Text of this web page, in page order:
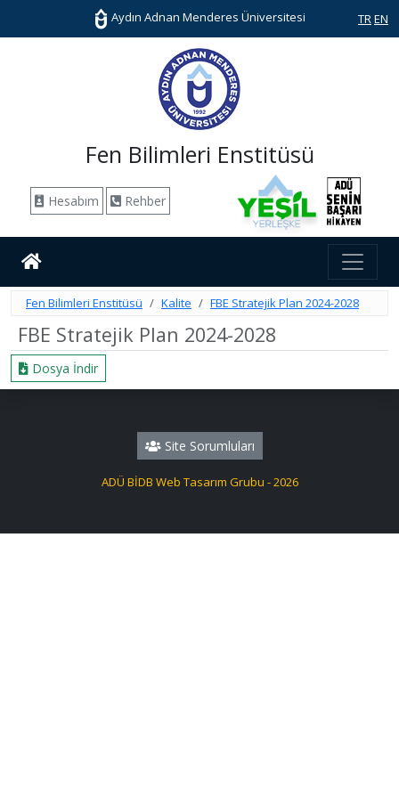
Aydın Adnan Menderes Üniversitesi TR EN
Fen Bilimleri Enstitüsü
Hesabım Rehber
Fen Bilimleri Enstitüsü Kalite FBE Stratejik Plan 2024-2028
FBE Stratejik Plan 2024-2028
Dosya İndir
Site Sorumluları
ADÜ BİDB Web Tasarım Grubu - 2026